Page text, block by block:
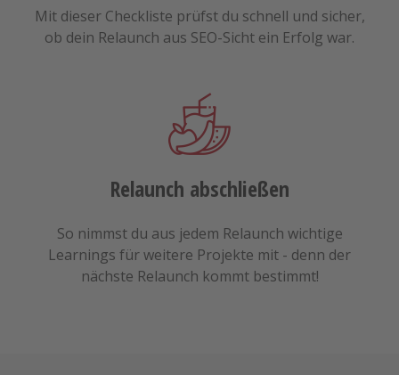
Mit dieser Checkliste prüfst du schnell und sicher,
ob dein Relaunch aus SEO-Sicht ein Erfolg war.
Relaunch abschließen
So nimmst du aus jedem Relaunch wichtige
Learnings für weitere Projekte mit - denn der
nächste Relaunch kommt bestimmt!